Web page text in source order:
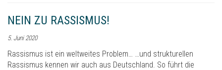
NEIN ZU RASSISMUS!
5. Juni 2020
Rassismus ist ein weltweites Problem… …und strukturellen
Rassismus kennen wir auch aus Deutschland. So führt die